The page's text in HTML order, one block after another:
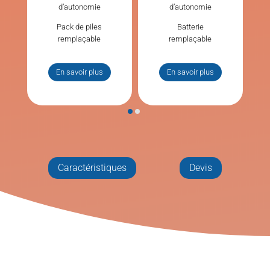
d’autonomie
Pack de piles
remplaçable
En savoir plus
d’autonomie
Batterie
remplaçable
En savoir plus
Caractéristiques Devis